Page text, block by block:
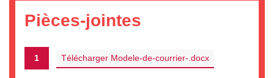
Pièces-jointes
1 Télécharger Modele-de-courrier-.docx